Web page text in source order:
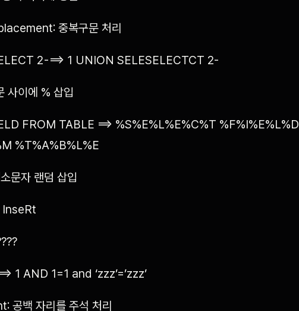
중복구문 처리
2 - ==> 1 UNION SELESELECTCT 2-
이에 % 삽입
FROM TABLE ==> %S%E%L%E%C%T %F%I%E%L%D
%T%A%B%L%E
문자 랜덤 삽입
InseRt
1 AND 1=1 and ‘zzz’=’zzz’
백 자리를 주석 처리